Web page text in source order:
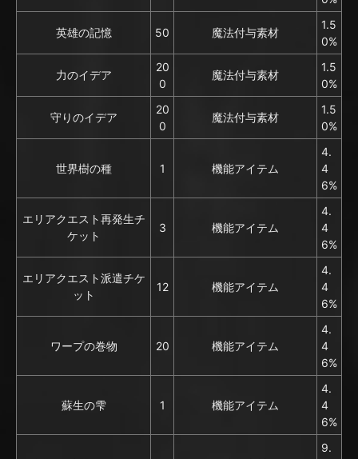
英雄の記憶 50 魔法付与素材
1.5
0%
力のイデア
20
0
魔法付与素材
1.5
0%
守りのイデア
20
0
魔法付与素材
1.5
0%
世界樹の種 1 機能アイテム
4.
4
6%
エリアクエスト再発生チ
ケット
3 機能アイテム
4.
4
6%
エリアクエスト派遣チケ
ット
12 機能アイテム
4.
4
6%
ワープの巻物 20 機能アイテム
4.
4
6%
蘇生の雫 1 機能アイテム
4.
4
6%
9.